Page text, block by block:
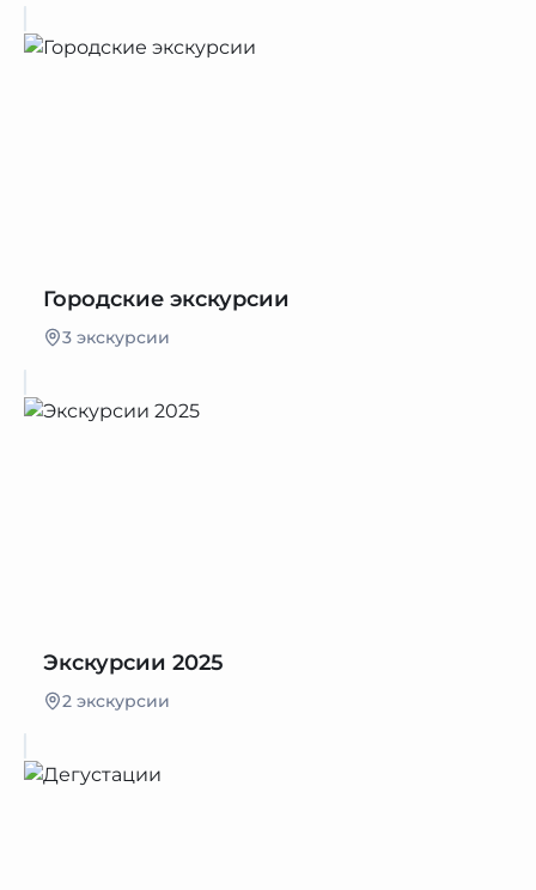
Городские экскурсии
3 экскурсии
Экскурсии 2025
2 экскурсии